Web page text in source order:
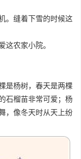
。缝着下雪的时候这
农家小院。
是杨树，春天是两棵
石榴苗非常可爱；杨
，像冬天时从天上纷